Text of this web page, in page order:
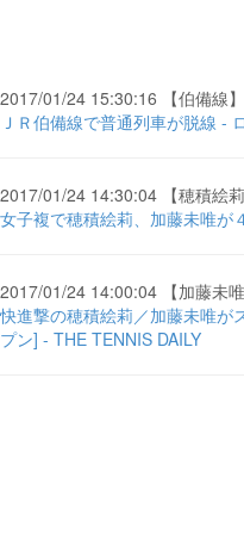
2017/01/24 15:30:16 【伯備線】
ＪＲ伯備線で普通列車が脱線 -
2017/01/24 14:30:04 【穂積絵莉
女子複で穂積絵莉、加藤未唯が
2017/01/24 14:00:04 【加藤未唯
快進撃の穂積絵莉／加藤未唯が
プン] - THE TENNIS DAILY